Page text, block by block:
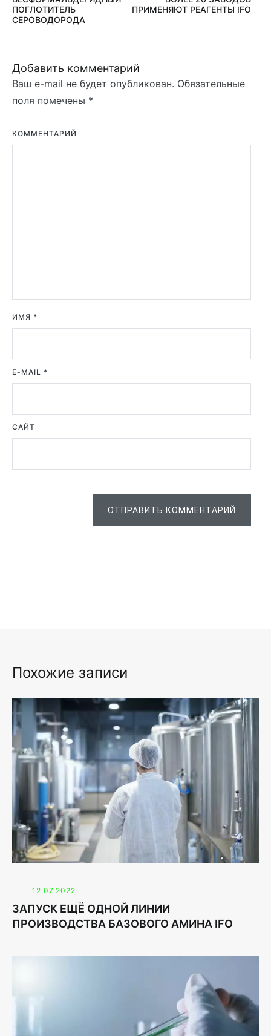
по
ПОГЛОТИТЕЛЬ
СЕРОВОДОРОДА
ПРИМЕНЯЮТ РЕАГЕНТЫ IFO
Добавить комментарий
Ваш e-mail не будет опубликован. Обязательные
поля помечены *
КОММЕНТАРИЙ
ИМЯ *
E-MAIL *
САЙТ
ОТПРАВИТЬ КОММЕНТАРИЙ
Похожие записи
12.07.2022
ЗАПУСК ЕЩЁ ОДНОЙ ЛИНИИ
ПРОИЗВОДСТВА БАЗОВОГО АМИНА IFO